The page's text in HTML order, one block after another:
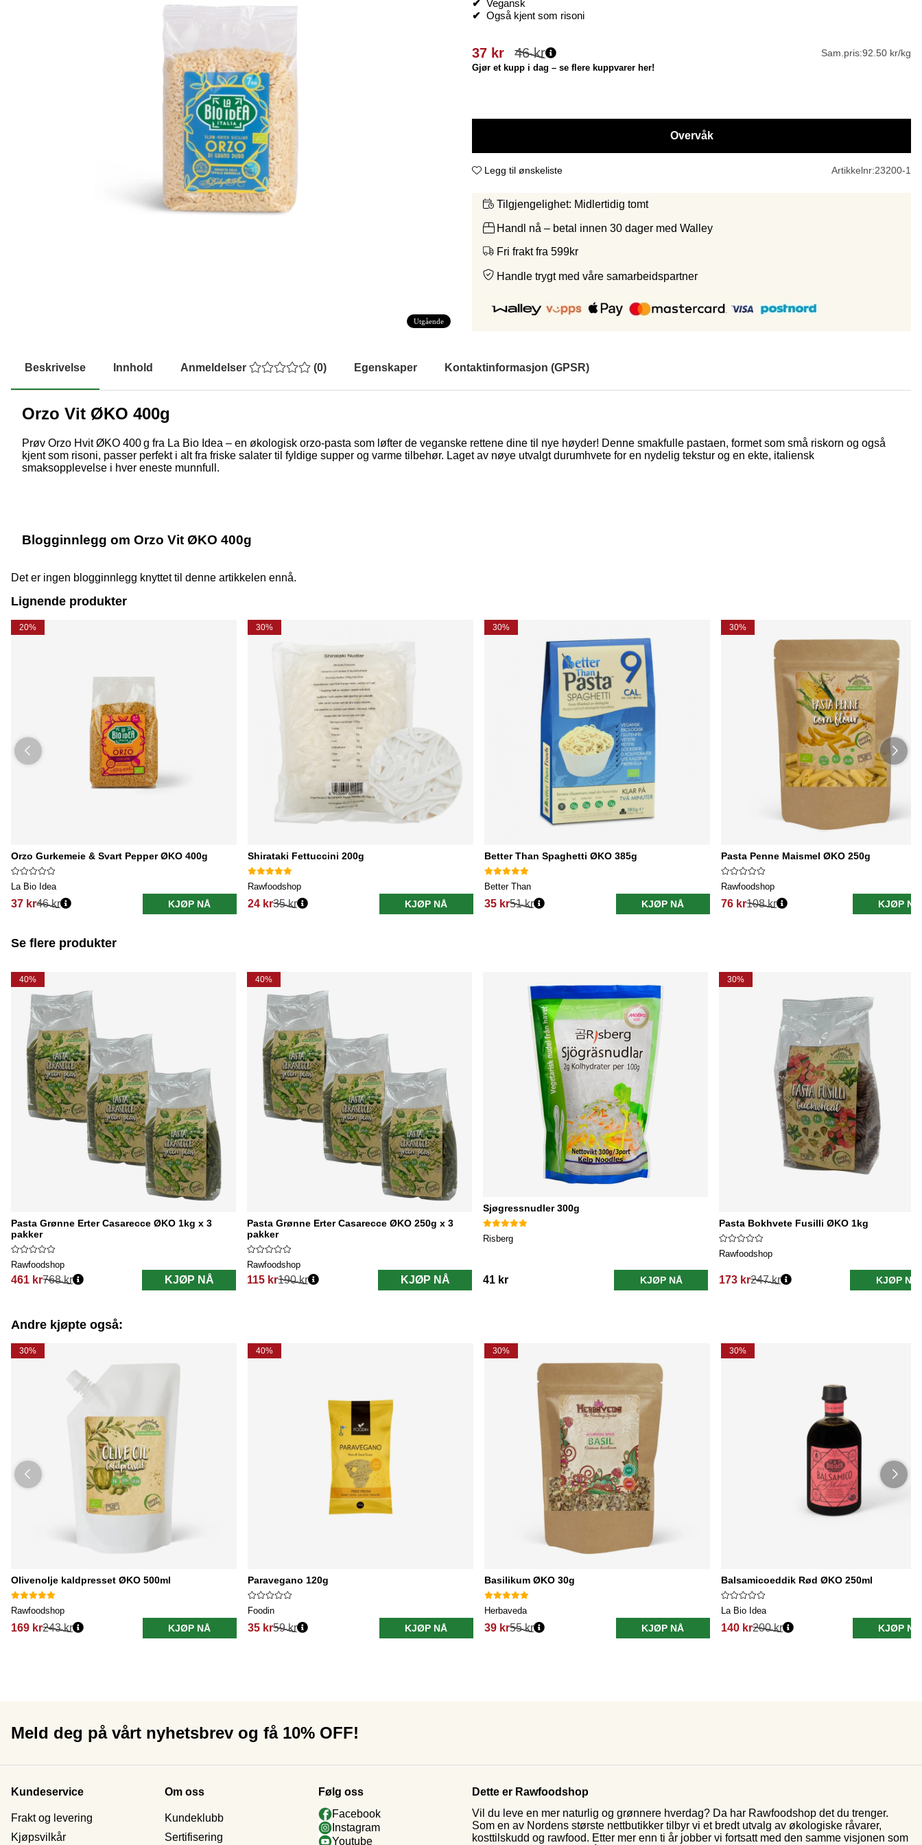
Utgående
✔ Vegansk
✔ Også kjent som risoni
46kr
37 kr Sam.pris:92.50 kr/kg
Gjør et kupp i dag – se flere kuppvarer her!
Overvåk
Legg til ønskeliste Artikkelnr:23200-1
Tilgjengelighet: Midlertidig tomt
Handl nå – betal innen 30 dager med Walley
Fri frakt fra 599kr
Handle trygt med våre samarbeidspartner
Beskrivelse Innhold Anmeldelser (0) Egenskaper Kontaktinformasjon (GPSR)
Orzo Vit ØKO 400g
Prøv Orzo Hvit ØKO 400 g fra La Bio Idea – en økologisk orzo-pasta som løfter de veganske rettene dine til nye høyder! Denne smakfulle pastaen, formet som små riskorn og også
kjent som risoni, passer perfekt i alt fra friske salater til fyldige supper og varme tilbehør. Laget av nøye utvalgt durumhvete for en nydelig tekstur og en ekte, italiensk
smaksopplevelse i hver eneste munnfull.
Blogginnlegg om Orzo Vit ØKO 400g
Det er ingen blogginnlegg knyttet til denne artikkelen ennå.
Lignende produkter
20%
Orzo Gurkemeie & Svart Pepper ØKO 400g
La Bio Idea
37 kr46 kr KJØP NÅ
30%
Shirataki Fettuccini 200g
Rawfoodshop
24 kr35 kr KJØP NÅ
30%
Better Than Spaghetti ØKO 385g
Better Than
35 kr51 kr KJØP NÅ
30%
Pasta Penne Maismel ØKO 250g
Rawfoodshop
76 kr108 kr KJØP NÅ
Se flere produkter
40%
Pasta Grønne Erter Casarecce ØKO 1kg x 3
pakker
Rawfoodshop
461 kr
Vanlig pris:
768 kr KJØP NÅ
40%
Pasta Grønne Erter Casarecce ØKO 250g x 3
pakker
Rawfoodshop
115 kr
Vanlig pris:
190 kr KJØP NÅ
Sjøgressnudler 300g
Risberg
41 kr KJØP NÅ
30%
Pasta Bokhvete Fusilli ØKO 1kg
Rawfoodshop
173 kr
Vanlig pris:
247 kr KJØP NÅ
Andre kjøpte også:
30%
Olivenolje kaldpresset ØKO 500ml
Rawfoodshop
169 kr243 kr KJØP NÅ
40%
Paravegano 120g
Foodin
35 kr59 kr KJØP NÅ
30%
Basilikum ØKO 30g
Herbaveda
39 kr55 kr KJØP NÅ
30%
Balsamicoeddik Rød ØKO 250ml
La Bio Idea
140 kr200 kr KJØP NÅ
Meld deg på vårt nyhetsbrev og få 10% OFF!
Kundeservice
Frakt og levering
Kjøpsvilkår
Om oss
Kundeklubb
Sertifisering
Følg oss
Facebook
Instagram
Youtube
Dette er Rawfoodshop
Vil du leve en mer naturlig og grønnere hverdag? Da har Rawfoodshop det du trenger.
Som en av Nordens største nettbutikker tilbyr vi et bredt utvalg av økologiske råvarer,
kosttilskudd og rawfood. Etter mer enn ti år jobber vi fortsatt med den samme visjonen som